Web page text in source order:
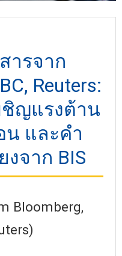
ารจาก
Reuters:
ชิญแรงต้าน
และคำ
งจาก BIS
Bloomberg,